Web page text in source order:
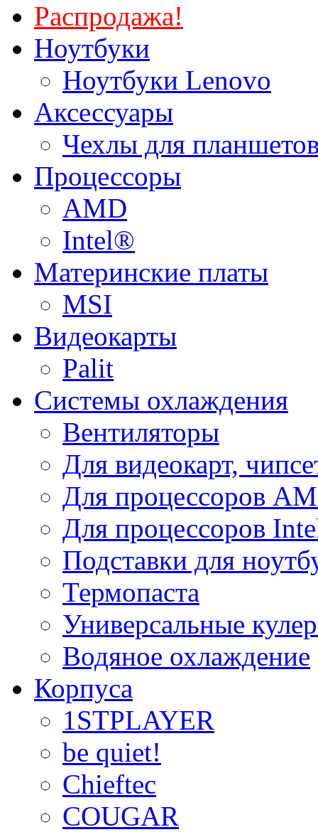
Распродажа!
Ноутбуки
Ноутбуки Lenovo
Аксессуары
Чехлы для
Процессоры
AMD
Intel®
Материнские платы
MSI
Видеокарты
Palit
Системы охлаждения
Вентиляторы
Для видеокарт,
Для процессоров
Для процессоров
Подставки для
Термопаста
Универсальные
Водяное охлаждение
Корпуса
1STPLAYER
be quiet!
Chieftec
COUGAR